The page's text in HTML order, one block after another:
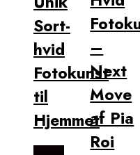
Sort-
hvid
Fotokunst
til
Hjemmet
–
Next
Move
af Pia
Roi